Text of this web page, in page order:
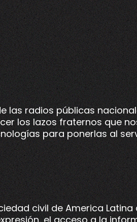
radios públicas
los lazos fraternos que
para ponerlas al
civil de America